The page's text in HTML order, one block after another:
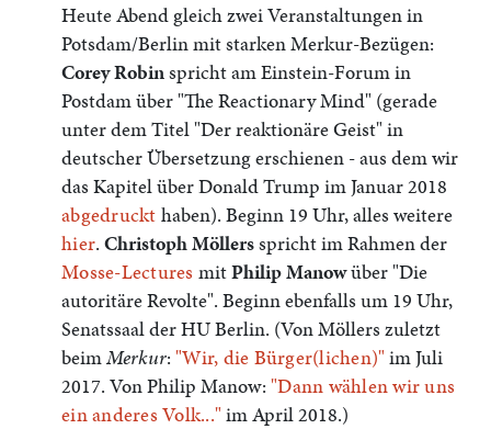
Heute Abend gleich zwei Veranstaltungen in
Potsdam/Berlin mit starken Merkur-Bezügen:
Corey Robinspricht am Einstein-Forum in
Postdam über "The Reactionary Mind" (gerade
unter dem Titel "Der reaktionäre Geist" in
deutscher Übersetzung erschienen - aus dem wir
das Kapitel über Donald Trump im Januar 2018
abgedruckt haben). Beginn 19 Uhr, alles weitere
hier. Christoph Möllersspricht im Rahmen der
Mosse-Lectures mitPhilip Manowüber "Die
autoritäre Revolte". Beginn ebenfalls um 19 Uhr,
Senatssaal der HU Berlin. (Von Möllers zuletzt
beimMerkur: "Wir, die Bürger(lichen)" im Juli
2017. Von Philip Manow: "Dann wählen wir uns
ein anderes Volk..." im April 2018.)